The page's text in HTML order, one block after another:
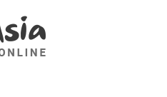
tady pro vás!